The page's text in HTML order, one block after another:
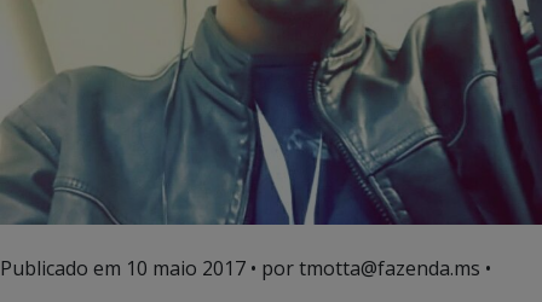
Publicado em 10 maio 2017 • por tmotta@fazenda.ms •